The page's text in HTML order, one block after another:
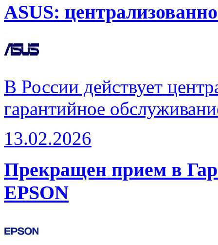
ASUS:
В России действует
гарантийное
13.02.2026
Прекращен прием в
EPSON